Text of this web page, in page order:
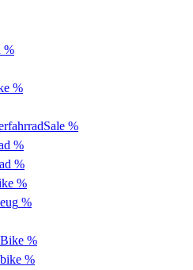
%
%
Sale %
%
%
%
%
%
%